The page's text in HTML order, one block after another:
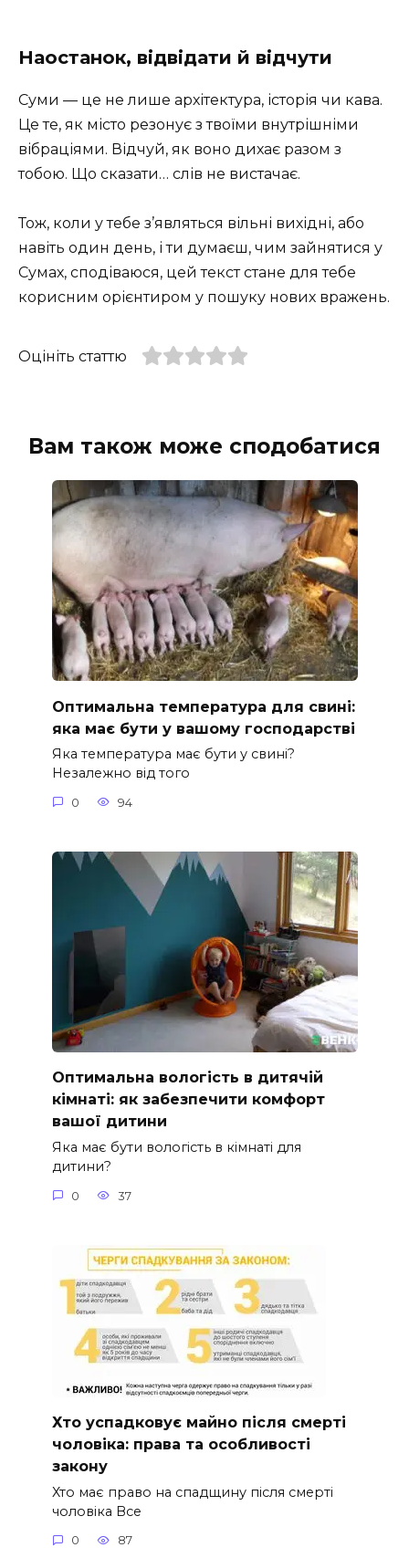
Наостанок, відвідати й відчути
Суми — це не лише архітектура, історія чи кава.
Це те, як місто резонує з твоїми внутрішніми
вібраціями. Відчуй, як воно дихає разом з
тобою. Що сказати… слів не вистачає.
Тож, коли у тебе з’являться вільні вихідні, або
навіть один день, і ти думаєш, чим зайнятися у
Сумах, сподіваюся, цей текст стане для тебе
корисним орієнтиром у пошуку нових вражень.
Оцініть статтю
Вам також може сподобатися
Оптимальна температура для свині:
яка має бути у вашому господарстві
Яка температура має бути у свині?
Незалежно від того
0 94
Оптимальна вологість в дитячій
кімнаті: як забезпечити комфорт
вашої дитини
Яка має бути вологість в кімнаті для
дитини?
0 37
Хто успадковує майно після смерті
чоловіка: права та особливості
закону
Хто має право на спадщину після смерті
чоловіка Все
0 87